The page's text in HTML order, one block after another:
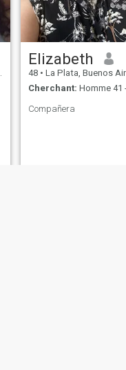
Elizabeth
48 • La Plata, Buenos Aires,
Cherchant: Homme 41
Compañera